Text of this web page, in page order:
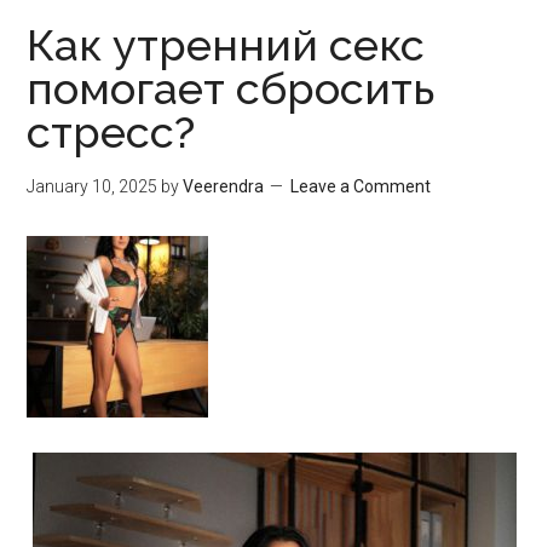
Как утренний секс
помогает сбросить
стресс?
January 10, 2025 byVeerendra Leave a Comment